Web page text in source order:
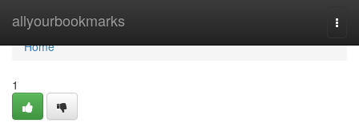
allyourbookmarks
Home
Home
1